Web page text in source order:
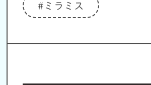
#ミラミス